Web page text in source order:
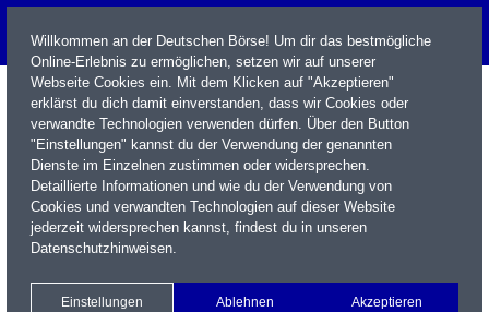
Name / WKN / ISIN / Kürzel
Xetra Realtime
Watchlist Portfolio Login
Willkommen an der Deutschen Börse! Um dir das bestmögliche
Online-Erlebnis zu ermöglichen, setzen wir auf unserer
Webseite Cookies ein. Mit dem Klicken auf "Akzeptieren"
erklärst du dich damit einverstanden, dass wir Cookies oder
verwandte Technologien verwenden dürfen. Über den Button
"Einstellungen" kannst du der Verwendung der genannten
Dienste im Einzelnen zustimmen oder widersprechen.
Detaillierte Informationen und wie du der Verwendung von
Cookies und verwandten Technologien auf dieser Website
jederzeit widersprechen kannst, findest du in unseren
Datenschutzhinweisen.
Einstellungen Ablehnen Akzeptieren